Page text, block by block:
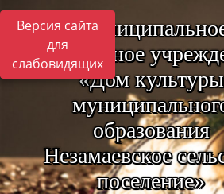
Версия сайта
для
слабовидящих
бюджетное
«Дом культуры
образования
Незамаевское
поселение»